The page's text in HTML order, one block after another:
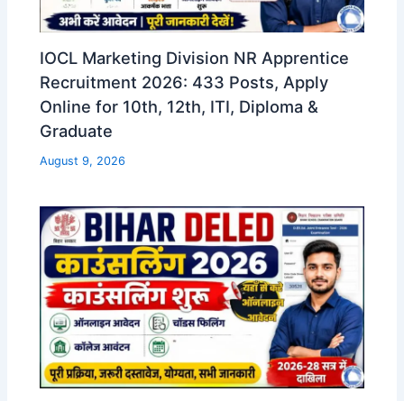
IOCL Marketing Division NR Apprentice
Recruitment 2026: 433 Posts, Apply
Online for 10th, 12th, ITI, Diploma &
Graduate
August 9, 2026